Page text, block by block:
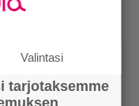
Valintasi
tarjotaksemme